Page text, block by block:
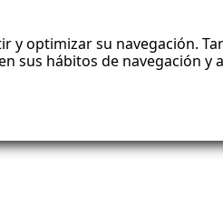
y optimizar su navegación.
sus hábitos de navegación